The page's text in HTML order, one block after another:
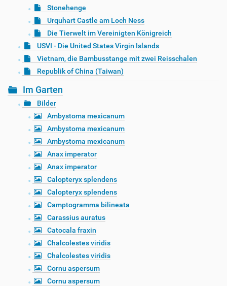
Stonehenge
Urquhart Castle am Loch Ness
Die Tierwelt im Vereinigten Königreich
USVI - Die United States Virgin Islands
Vietnam, die Bambusstange mit zwei Reisschalen
Republik of China (Taiwan)
Im Garten
Bilder
Ambystoma mexicanum
Ambystoma mexicanum
Ambystoma mexicanum
Anax imperator
Anax imperator
Calopteryx splendens
Calopteryx splendens
Camptogramma bilineata
Carassius auratus
Catocala fraxin
Chalcolestes viridis
Chalcolestes viridis
Cornu aspersum
Cornu aspersum